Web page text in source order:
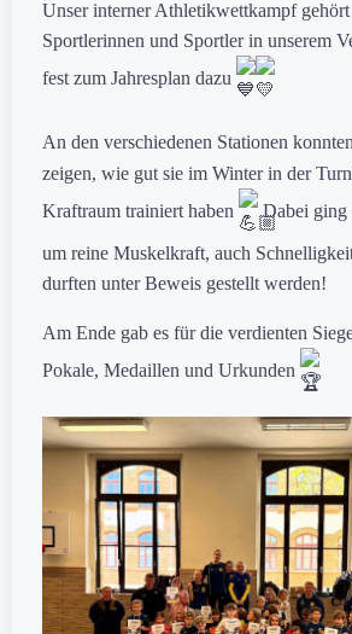
Unser interner Athletikwettkampf
Sportlerinnen und Sportler in unserem
fest zum Jahresplan dazu
An den verschiedenen Stationen
zeigen, wie gut sie im Winter in der
Kraftraum trainiert haben
Dabei ging
um reine Muskelkraft, auch
durften unter Beweis gestellt werden!
Am Ende gab es für die verdienten
Pokale, Medaillen und Urkunden